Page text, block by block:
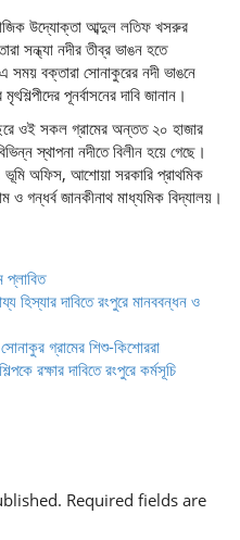
উদ্যোক্তা আব্দুল লতিফ খসরুর
সন্ধ্যা নদীর তীব্র ভাঙন হতে
সময় বক্তারা সোনাকুরের নদী ভাঙনে
পূনর্বাসনের দাবি জানান।
ওই সকল গ্রামের অন্তত ২০ হাজার
স্থাপনা নদীতে বিলীন হয়ে গেছে।
অফিস, আশোয়া সরকারি প্রাথমিক
গন্ধর্ব জানকীনাথ মাধ্যমিক বিদ্যালয়।
হিস্যার দাবিতে রংপুরে মানববন্ধন ও
গ্রামের শিশু-কিশোররা
রক্ষার দাবিতে রংপুরে কর্মসূচি
Required fields are